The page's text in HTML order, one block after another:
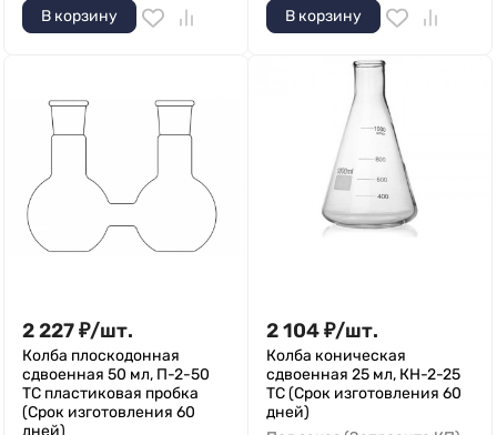
В корзину В корзину
2 227₽/шт.
Колба плоскодонная
сдвоенная 50 мл, П-2-50
ТС пластиковая пробка
(Срок изготовления 60
дней)
2 104₽/шт.
Колба коническая
сдвоенная 25 мл, КН-2-25
ТС (Срок изготовления 60
дней)